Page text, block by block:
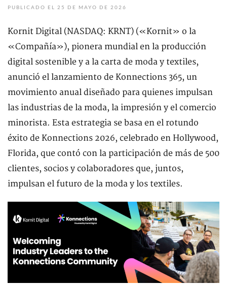
PUBLICADO EL 25 DE MAYO DE 2026
Kornit Digital (NASDAQ: KRNT) («Kornit» o la
«Compañía»), pionera mundial en la producción
digital sostenible y a la carta de moda y textiles,
anunció el lanzamiento de Konnections 365, un
movimiento anual diseñado para quienes impulsan
las industrias de la moda, la impresión y el comercio
minorista. Esta estrategia se basa en el rotundo
éxito de Konnections 2026, celebrado en Hollywood,
Florida, que contó con la participación de más de 500
clientes, socios y colaboradores que, juntos,
impulsan el futuro de la moda y los textiles.